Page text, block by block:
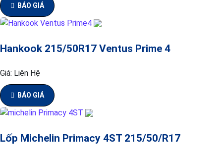
BÁO GIÁ
Hankook 215/50R17 Ventus Prime 4
Giá: Liên Hệ
BÁO GIÁ
Lốp Michelin Primacy 4ST 215/50/R17